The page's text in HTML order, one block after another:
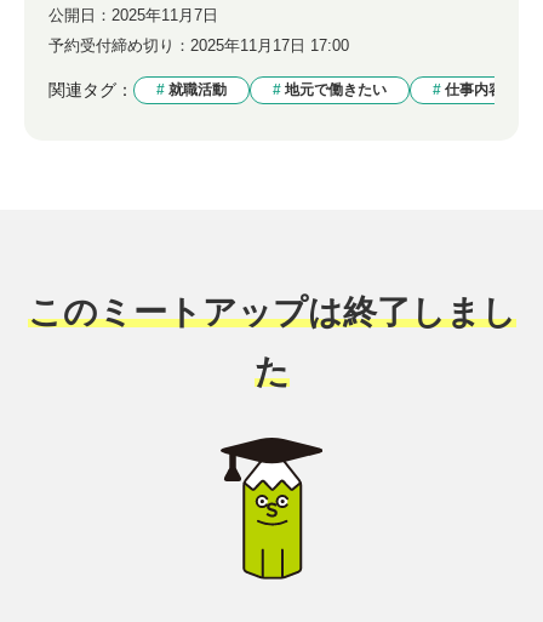
公開日： 2025年11月7日
予約受付締め切り： 2025年11月17日 17:00
関連タグ： 就職活動 地元で働きたい 仕事内容
このミートアップは終了しまし
た